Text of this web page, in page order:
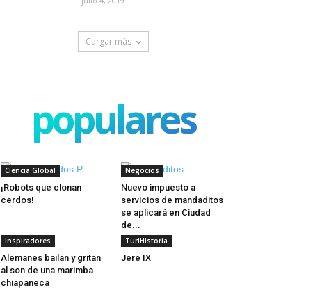
Cargar más
populares
Ciencia Global
¡Robots que clonan
cerdos!
Negocios
Nuevo impuesto a
servicios de mandaditos
se aplicará en Ciudad
de...
Inspiradores
Alemanes bailan y gritan
al son de una marimba
chiapaneca
TuriHistoria
Jere IX